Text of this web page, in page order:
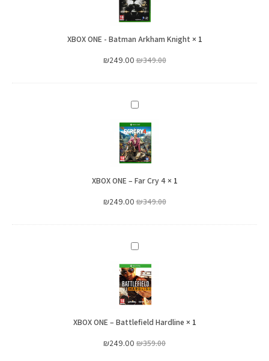
Batman
Arkham
Knight
1
×
XBOX ONE - Batman Arkham Knight
₪349.00
₪249.00
XBOX
ONE
–
Far
Cry
4
1
×
XBOX ONE – Far Cry 4
₪349.00
₪249.00
XBOX
ONE
–
Battlefield
Hardline
1
×
XBOX ONE – Battlefield Hardline
₪359.00
₪249.00